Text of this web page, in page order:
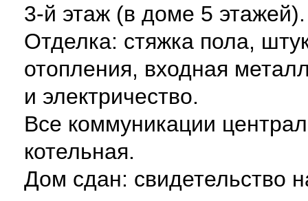
3-й этаж (в доме 5
Отделка: стяжка пола,
отопления, входная
и электричество.
Все коммуникации
котельная.
Дом сдан: свидетельство